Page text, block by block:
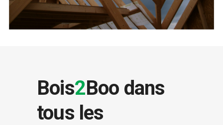
Bois2Boo dans
tous les